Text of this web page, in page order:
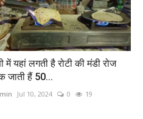
में यहां लगती है रोटी की मंडी रोज
जाती हैं 50...
Jul 10, 2024 0 19